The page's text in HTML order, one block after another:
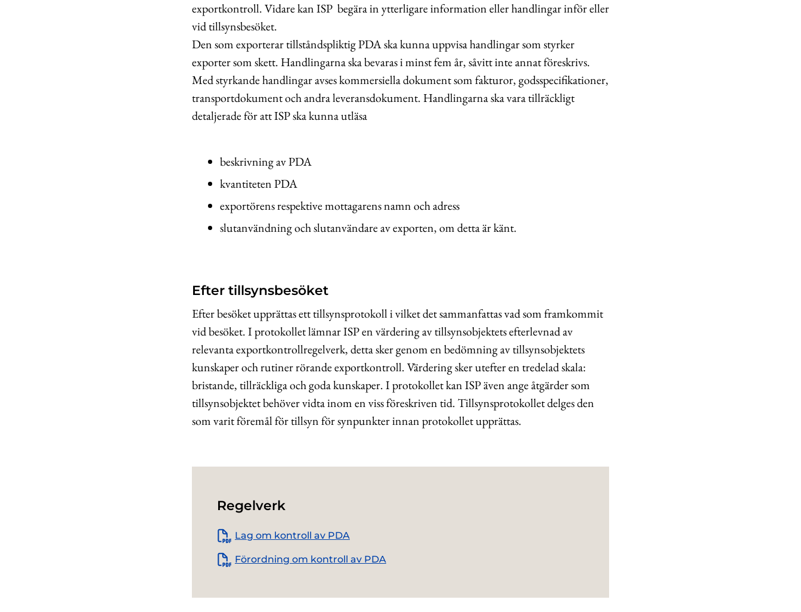
exportkontroll. Vidare kan ISP begära in ytterligare information eller handlingar inför eller
vid tillsynsbesöket.
Den som exporterar tillståndspliktig PDA ska kunna uppvisa handlingar som styrker
exporter som skett. Handlingarna ska bevaras i minst fem år, såvitt inte annat föreskrivs.
Med styrkande handlingar avses kommersiella dokument som fakturor, godsspecifikationer,
transportdokument och andra leveransdokument. Handlingarna ska vara tillräckligt
detaljerade för att ISP ska kunna utläsa
beskrivning av PDA
kvantiteten PDA
exportörens respektive mottagarens namn och adress
slutanvändning och slutanvändare av exporten, om detta är känt.
Efter tillsynsbesöket
Efter besöket upprättas ett tillsynsprotokoll i vilket det sammanfattas vad som framkommit
vid besöket. I protokollet lämnar ISP en värdering av tillsynsobjektets efterlevnad av
relevanta exportkontrollregelverk, detta sker genom en bedömning av tillsynsobjektets
kunskaper och rutiner rörande exportkontroll. Värdering sker utefter en tredelad skala:
bristande, tillräckliga och goda kunskaper. I protokollet kan ISP även ange åtgärder som
tillsynsobjektet behöver vidta inom en viss föreskriven tid. Tillsynsprotokollet delges den
som varit föremål för tillsyn för synpunkter innan protokollet upprättas.
Regelverk
Lag om kontroll av PDA
Förordning om kontroll av PDA